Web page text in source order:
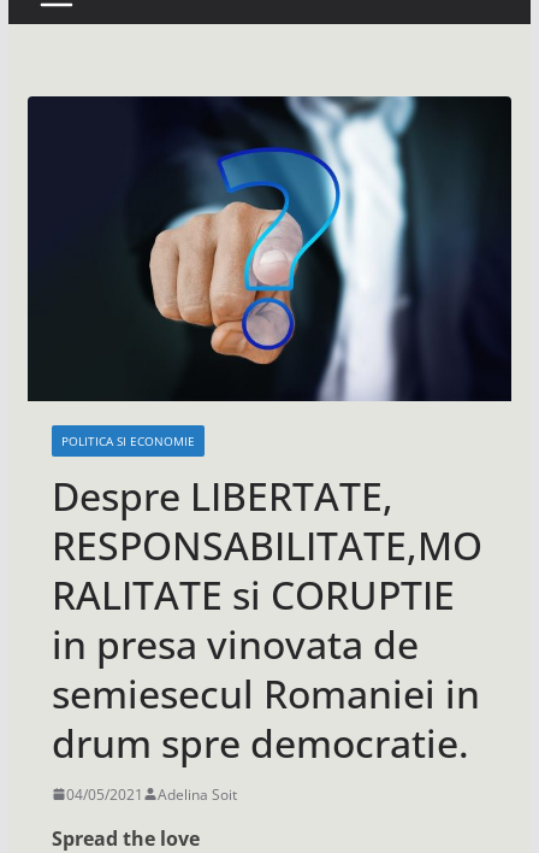
POLITICA SI ECONOMIE
Despre LIBERTATE,
RESPONSABILITATE,MO
RALITATE si CORUPTIE
in presa vinovata de
semiesecul Romaniei in
drum spre democratie.
04/05/2021 Adelina Soit
Spread the love